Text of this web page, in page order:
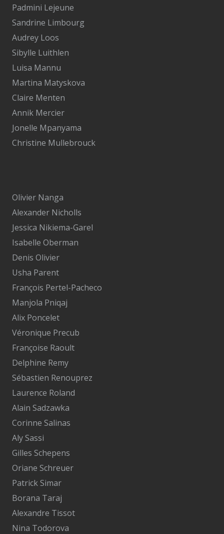
Padmini Lejeune
Sandrine Limbourg
Audrey Loos
Sibylle Luithlen
Luisa Mannu
Martina Matyskova
Claire Menten
Annik Mercier
Jonelle Mpanyama
Christine Mullebrouck
Olivier Nanga
Alexander Nicholls
Jessica Nikiema-Garel
Isabelle Oberman
Denis Olivier
Usha Parent
François Pertel-Pacheco
Manjola Pniqaj
Alix Poncelet
Véronique Precub
Françoise Raoult
Delphine Remy
Sébastien Renouprez
Laurence Roland
Alain Sadzawka
Corinne Salinas
Aly Sassi
Gilles Schepens
Oriane Schreuer
Patrick Simar
Borana Taraj
Alexandre Tissot
Nina Todorova